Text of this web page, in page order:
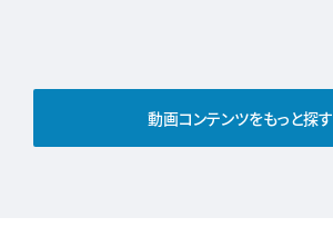
動画コンテンツをもっと探す